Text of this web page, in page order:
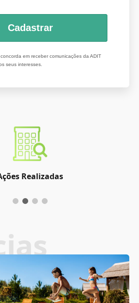
Cadastrar
em receber comunicações da ADIT
seus interesses.
Realizadas